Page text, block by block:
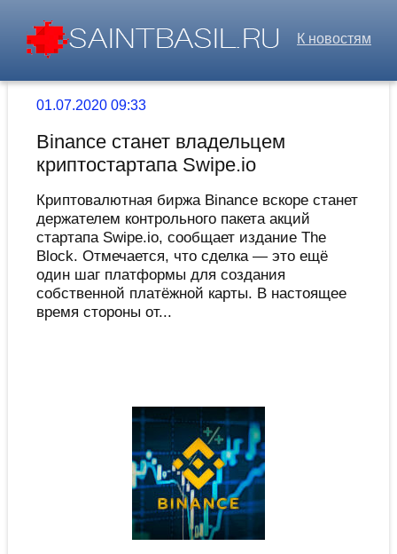
К новостям
01.07.2020 09:33
Binance станет владельцем
криптостартапа Swipe.io
Криптовалютная биржа Binance вскоре станет
держателем контрольного пакета акций
стартапа Swipe.io, сообщает издание The
Block. Отмечается, что сделка — это ещё
один шаг платформы для создания
собственной платёжной карты. В настоящее
время стороны от...